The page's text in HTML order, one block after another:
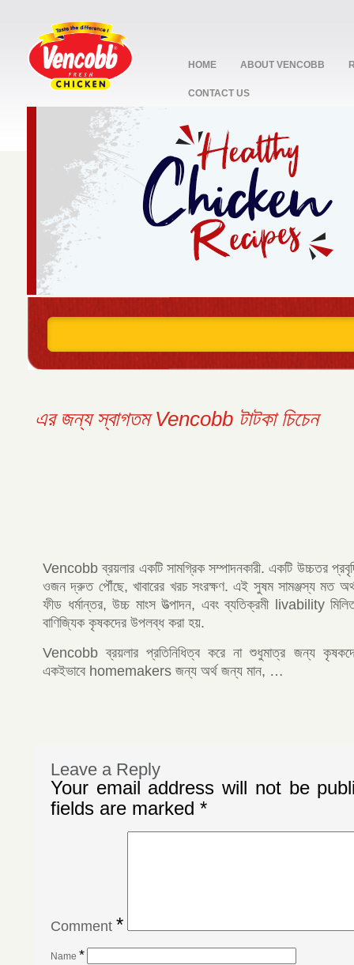
HOME ABOUT VENCOBB
CONTACT US
2
এর জন্য স্বাগতম Vencobb টাটকা চিচেন
Vencobb ব্রয়লার একটি সামগ্রিক সম্পাদনকারী. একটি উচ্চতর
ওজন দ্রুত পৌঁছে, খাবারের খরচ সংরক্ষণ. এই সুষম সামঞ্জস্য মত
ফীড ধর্মান্তর, উচ্চ মাংস উত্পাদন, এবং ব্যতিক্রমী livability
বাণিজ্যিক কৃষকদের উপলব্ধ করা হয়.
Vencobb ব্রয়লার প্রতিনিধিত্ব করে না শুধুমাত্র জন্য
একইভাবে homemakers জন্য অর্থ জন্য মান, …
Leave a Reply
Your email address will not be
fields are marked *
Comment *
Name *